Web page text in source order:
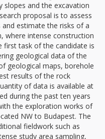
slopes and the excavation
proposal is to assess
estimate the risks of a
where intense construction
first task of the candidate is
geological data of the
geological maps, borehole
results of the rock
of data is available at
during the past ten years
the exploration works of
NW to Budapest. The
fieldwork such as
study area sampling,